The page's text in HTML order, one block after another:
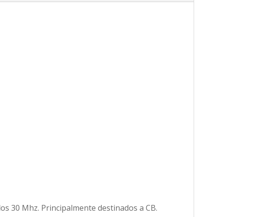
30 Mhz. Principalmente destinados a CB.